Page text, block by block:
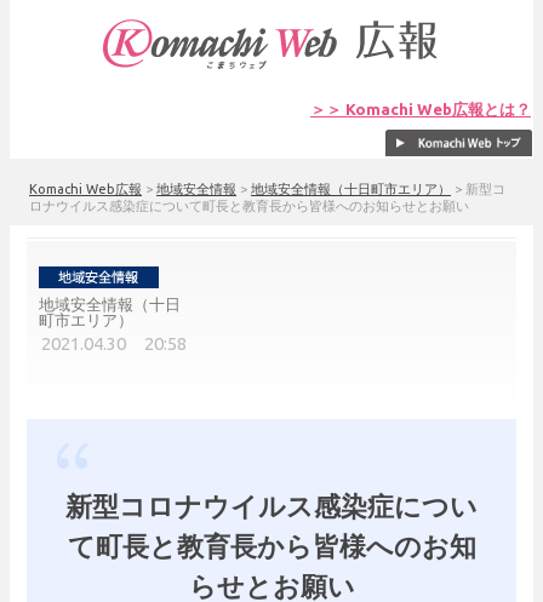
＞＞ Komachi Web広報とは？
Komachi Web広報 > 地域安全情報 > 地域安全情報（十日町市エリア） > 新型コ
ロナウイルス感染症について町長と教育長から皆様へのお知らせとお願い
地域安全情報（十日
町市エリア）
2021.04.30 20:58
新型コロナウイルス感染症につい
て町長と教育長から皆様へのお知
らせとお願い